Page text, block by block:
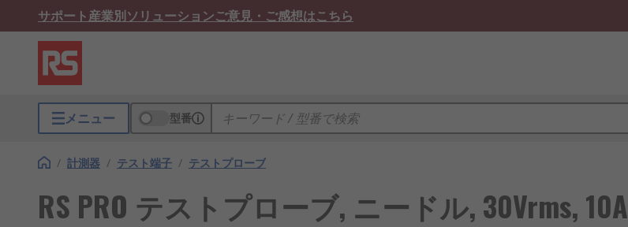
サポート産業別ソリューションご意見・ご感想はこちら
メニュー 型番
/ 計測器 / テスト端子 / テストプローブ
RS PRO テストプローブ, ニードル, 30Vrms, 10A